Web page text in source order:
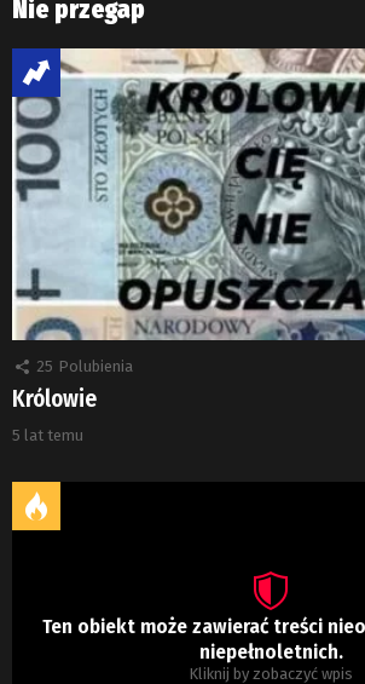
Nie przegap
25 Polubienia
Królowie
5 lat temu
Ten obiekt może zawierać treści
niepełnoletnich.
Kliknij by zobaczyć wpis